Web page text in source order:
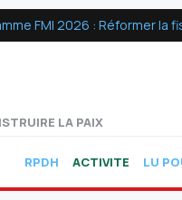
FMI 2026 : Réformer
LA PAIX
RPDH ACTIVITE LU